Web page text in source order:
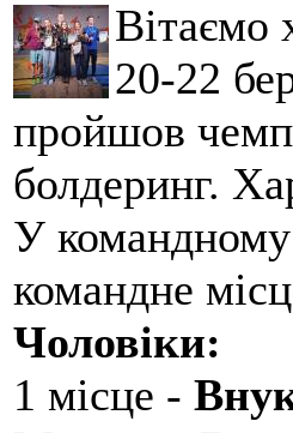
Вітаємо
20-22
пройшов
болдеринг.
У командному
командне
Чоловіки:
1 місце -